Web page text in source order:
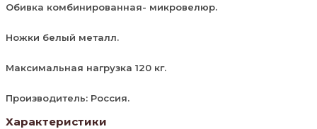
Обивка комбинированная- микровелюр.
Ножки белый металл.
Максимальная нагрузка 120 кг.
Производитель: Россия.
Характеристики